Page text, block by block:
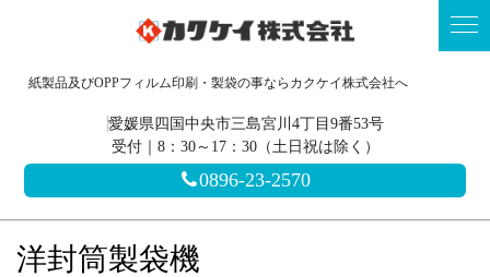
紙製品及びOPPフィルム印刷・製袋の事ならカクケイ株式会社へ
愛媛県四国中央市三島宮川4丁目9番53号
受付｜8：30～17：30（土日祝は除く）
0896-23-2570
洋封筒製袋機